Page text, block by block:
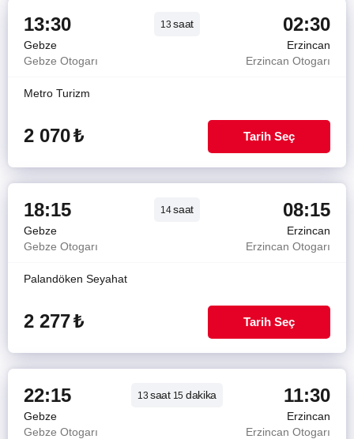
13:30 13saat 02:30
Gebze
Erzincan
Gebze Otogarı
Erzincan Otogarı
Metro Turizm
2 070₺ Tarih Seç
18:15 14saat 08:15
Gebze
Erzincan
Gebze Otogarı
Erzincan Otogarı
Palandöken Seyahat
2 277₺ Tarih Seç
22:15 13saat15 dakika 11:30
Gebze
Erzincan
Gebze Otogarı
Erzincan Otogarı